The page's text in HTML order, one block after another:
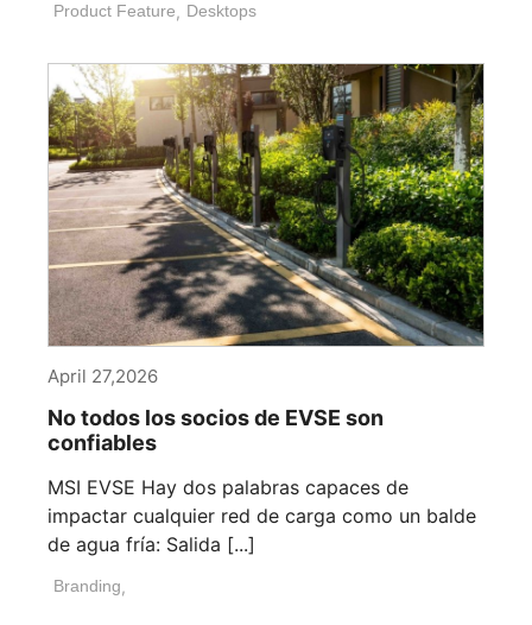
Product Feature, Desktops
April 27,2026
No todos los socios de EVSE son
confiables
MSI EVSE Hay dos palabras capaces de
impactar cualquier red de carga como un balde
de agua fría: Salida [...]
Branding,